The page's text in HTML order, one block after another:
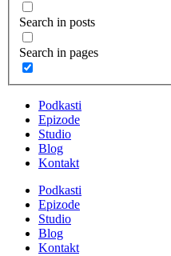
Search in posts
Search in pages
Podkasti
Epizode
Studio
Blog
Kontakt
Podkasti
Epizode
Studio
Blog
Kontakt